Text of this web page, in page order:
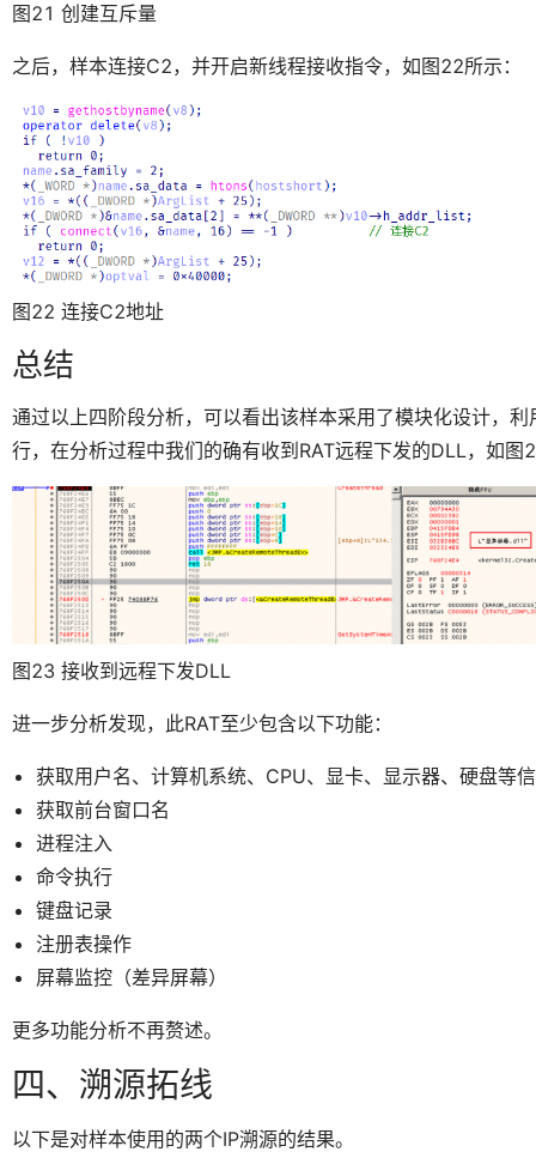
图21 创建互斥量
之后，样本连接C2，并开启新线程接收指令，如图22所示：
图22 连接C2地址
总结
通过以上四阶段分析，可以看出该样本采用了模块化设计，
行，在分析过程中我们的确有收到RAT远程下发的DLL，如图
图23 接收到远程下发DLL
进一步分析发现，此RAT至少包含以下功能：
获取用户名、计算机系统、CPU、显卡、显示器、硬盘等
获取前台窗口名
进程注入
命令执行
键盘记录
注册表操作
屏幕监控（差异屏幕）
更多功能分析不再赘述。
四、溯源拓线
以下是对样本使用的两个IP溯源的结果。